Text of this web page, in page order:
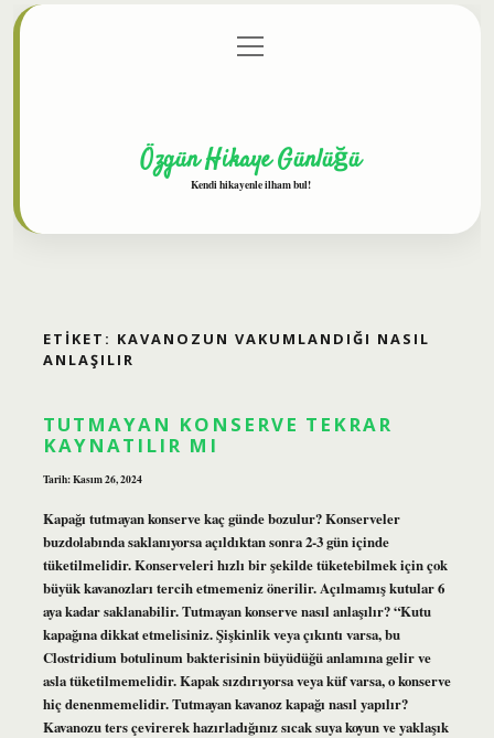
Gizlilik Politikası
menüyü
aç
Özgün Hikaye Günlüğü
Kendi hikayenle ilham bul!
ETIKET: KAVANOZUN VAKUMLANDIĞI NASIL
ANLAŞILIR
TUTMAYAN KONSERVE TEKRAR
KAYNATILIR MI
Tarih: Kasım 26, 2024
Kapağı tutmayan konserve kaç günde bozulur? Konserveler
buzdolabında saklanıyorsa açıldıktan sonra 2-3 gün içinde
tüketilmelidir. Konserveleri hızlı bir şekilde tüketebilmek için çok
büyük kavanozları tercih etmemeniz önerilir. Açılmamış kutular 6
aya kadar saklanabilir. Tutmayan konserve nasıl anlaşılır? “Kutu
kapağına dikkat etmelisiniz. Şişkinlik veya çıkıntı varsa, bu
Clostridium botulinum bakterisinin büyüdüğü anlamına gelir ve
asla tüketilmemelidir. Kapak sızdırıyorsa veya küf varsa, o konserve
hiç denenmemelidir. Tutmayan kavanoz kapağı nasıl yapılır?
Kavanozu ters çevirerek hazırladığınız sıcak suya koyun ve yaklaşık